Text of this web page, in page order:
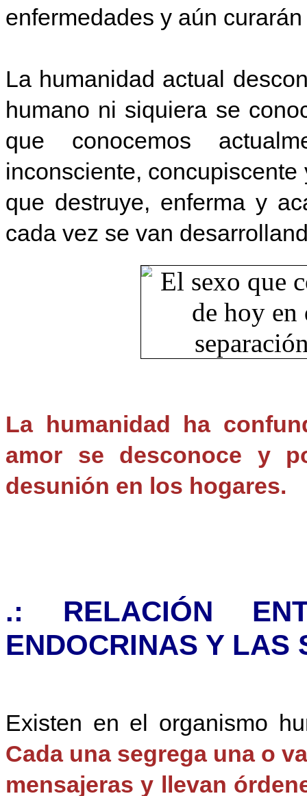
enfermedades y aún
La humanidad actual
humano ni siquiera se
que conocemos
inconsciente,
que destruye, enferma y
cada vez se van
La humanidad ha
amor se desconoce y
desunión en los hogares.
.: RELACIÓN
ENDOCRINAS Y LAS
Existen en el organismo
Cada una segrega una o
mensajeras y llevan